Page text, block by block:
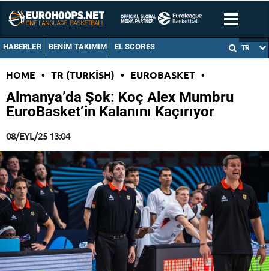
HABERLER BENIM TAKIMIM EL SCORES TR
HOME • TR (TURKISH) • EUROBASKET •
Almanya’da Şok: Koç Alex Mumbru
EuroBasket’in Kalanını Kaçırıyor
08/EYL/25 13:04